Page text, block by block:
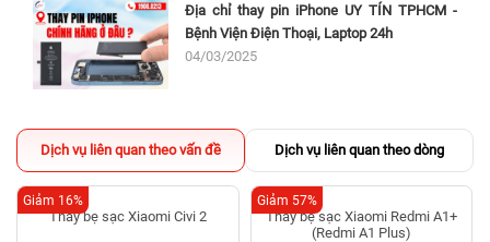
Địa chỉ thay pin iPhone UY TÍN TPHCM -
Bệnh Viện Điện Thoại, Laptop 24h
04/03/2025
Dịch vụ liên quan theo vấn đề Dịch vụ liên quan theo dòng
Thay bẹ sạc Xiaomi Civi 2
Giảm 16%
Thay bẹ sạc Xiaomi Redmi A1+
(Redmi A1 Plus)
Giảm 57%